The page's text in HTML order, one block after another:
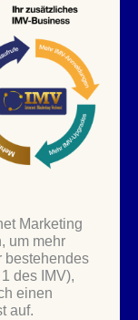
Marketing
um mehr
bestehendes
des IMV),
einen
auf.